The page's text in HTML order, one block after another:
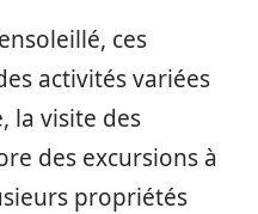
ces
activités variées
la visite des
des excursions à
propriétés